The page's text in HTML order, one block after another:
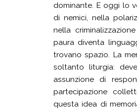
dominante. E oggi lo
di nemici, nella
nella
paura diventa
trovano spazio. La
soltanto liturgia:
assunzione di
partecipazione
questa idea di